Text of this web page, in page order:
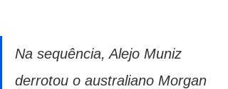
Na sequência, Alejo Muniz
derrotou o australiano Morgan